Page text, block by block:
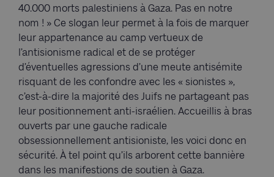
40.000 morts palestiniens à Gaza. Pas en notre
nom ! » Ce slogan leur permet à la fois de marquer
leur appartenance au camp vertueux de
l’antisionisme radical et de se protéger
d’éventuelles agressions d’une meute antisémite
risquant de les confondre avec les « sionistes »,
c’est-à-dire la majorité des Juifs ne partageant pas
leur positionnement anti-israélien. Accueillis à bras
ouverts par une gauche radicale
obsessionnellement antisioniste, les voici donc en
sécurité. À tel point qu’ils arborent cette bannière
dans les manifestions de soutien à Gaza.